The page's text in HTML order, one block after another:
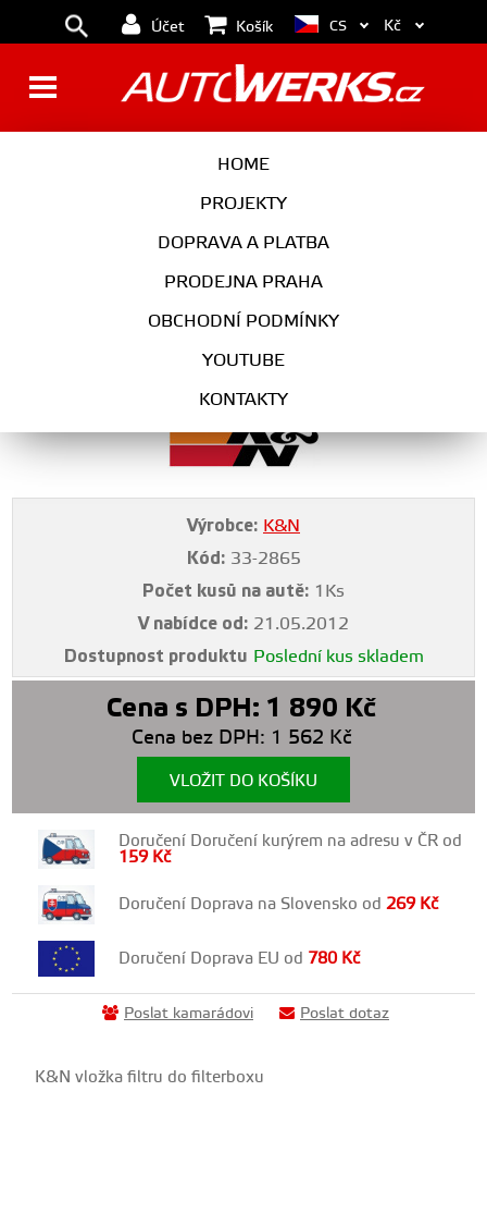
Účet Košík
HOME
PROJEKTY
DOPRAVA A PLATBA
PRODEJNA PRAHA
OBCHODNÍ PODMÍNKY
YOUTUBE
KONTAKTY
CS Kč
K&N vložka filtru do filterboxu
K&N vložka filtru do filterboxu
Výrobce: K&N
Kód: 33-2865
Počet kusů na autě: 1Ks
V nabídce od: 21.05.2012
Dostupnost produktu Poslední kus skladem
Cena s DPH: 1 890 Kč
Cena bez DPH: 1 562 Kč
VLOŽIT DO KOŠÍKU
Doručení Doručení kurýrem na adresu v ČR od
159 Kč
Doručení Doprava na Slovensko od269 Kč
Doručení Doprava EU od 780 Kč
Poslat kamarádovi Poslat dotaz
K&N vložka filtru do filterboxu